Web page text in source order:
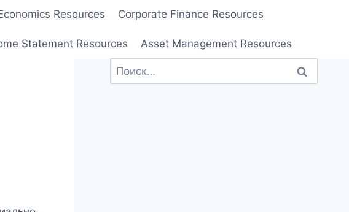
Resources Corporate Finance Resources
Statement Resources Asset Management Resources
Найти: